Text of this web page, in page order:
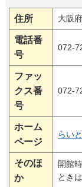
住所 大阪
電話番
号
072-
ファッ
クス番
号
072-
ホーム
ページ
らい
そのほ
か
開館
とき